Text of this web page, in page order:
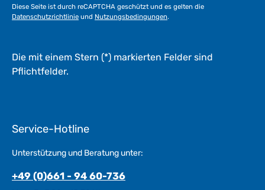
Diese Seite ist durch reCAPTCHA geschützt und es gelten die
Datenschutzrichtlinie und Nutzungsbedingungen.
Die mit einem Stern (*) markierten Felder sind
Pflichtfelder.
Service-Hotline
Unterstützung und Beratung unter:
+49 (0)661 - 94 60-736